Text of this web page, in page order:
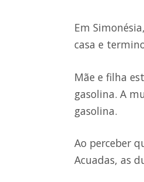
Em
casa e
Mãe e filha
gasolina. A
gasolina.
Ao perceber
Acuadas, as